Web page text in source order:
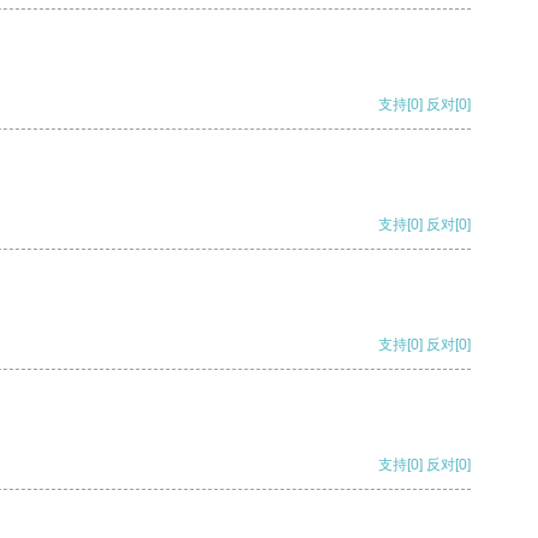
支持[0] 反对[0]
支持[0] 反对[0]
支持[0] 反对[0]
支持[0] 反对[0]